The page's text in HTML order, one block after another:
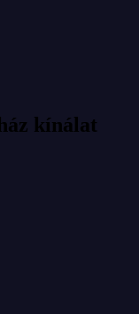
kínálat